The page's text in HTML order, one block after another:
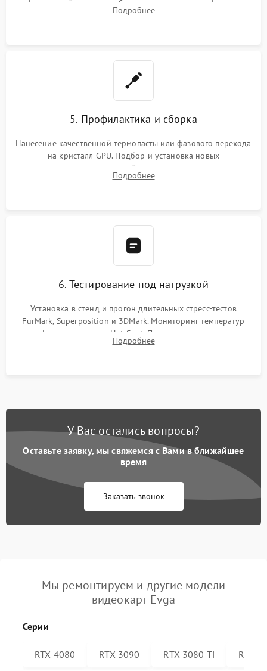
инфракрасной станции реболлинг или замена графического
чипа и дефектной памяти GDDR. Прошивка BIOS
Подробнее
5. Профилактика и сборка
Нанесение качественной термопасты или фазового перехода
на кристалл GPU. Подбор и установка новых
термопрокладок правильной толщины на память и цепи
питания. Монтаж радиатора и бэкплейта, подключение и
Подробнее
6. Тестирование под нагрузкой
Установка в стенд и прогон длительных стресс-тестов
FurMark, Superposition и 3DMark. Мониторинг температур
графического чипа и Hot Spot. Проверка на отсутствие
артефактов изображения, вылетов драйвера и зависаний.
Подробнее
У Вас остались вопросы?
Оставьте заявку, мы свяжемся с Вами в ближайшее
время
Заказать звонок
Мы ремонтируем и другие модели
видеокарт Evga
Серии
RTX 4080 RTX 3090 RTX 3080 Ti RTX